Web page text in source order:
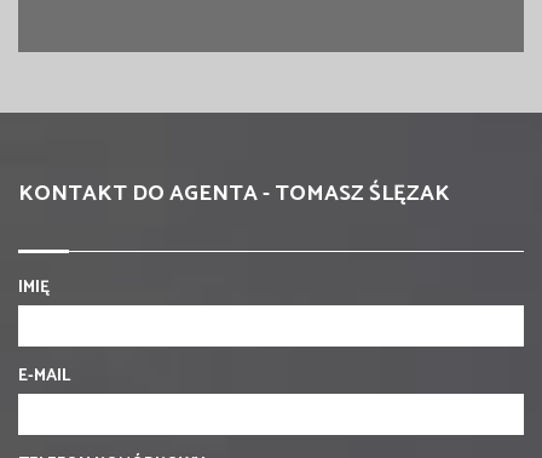
KONTAKT DO AGENTA - TOMASZ ŚLĘZAK
IMIĘ
E-MAIL